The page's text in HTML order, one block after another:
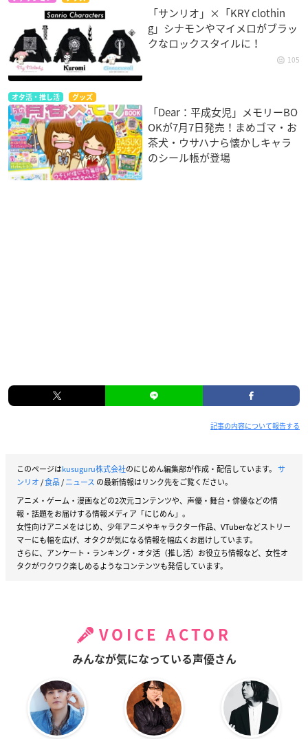
「サンリオ」×「KRY clothin
g」シナモンやマイメロがブラッ
クなロックスタイルに！
105
オタ活・推し活 グッズ
「Dear：平成女児」メモリーBO
OKが7月7日発売！まめゴマ・お
茶犬・ウサハナら懐かしキャラ
のシール帳が登場
記事の内容について報告する
このページはkusuguru株式会社のにじめん編集部が作成・配信しています。 サ
ンリオ/食品/ニュース の最新情報はリンク先をご覧ください。
アニメ・ゲーム・漫画などの2次元コンテンツや、声優・舞台・俳優などの情
報・話題をお届けする情報メディア「にじめん」。
女性向けアニメをはじめ、少年アニメやキャラクター作品、VTuberなどストリー
マーにも幅を広げ、オタクが気になる情報を幅広くお届けしています。
さらに、アンケート・ランキング・オタ活（推し活）お役立ち情報など、女性オ
タクがワクワク楽しめるようなコンテンツも発信しています。
VOICE ACTOR
みんなが気になっている声優さん